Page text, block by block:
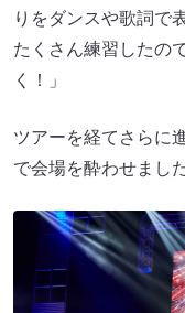
りをダンスや歌詞で
たくさん練習したの
く！」
ツアーを経てさらに
で会場を酔わせました